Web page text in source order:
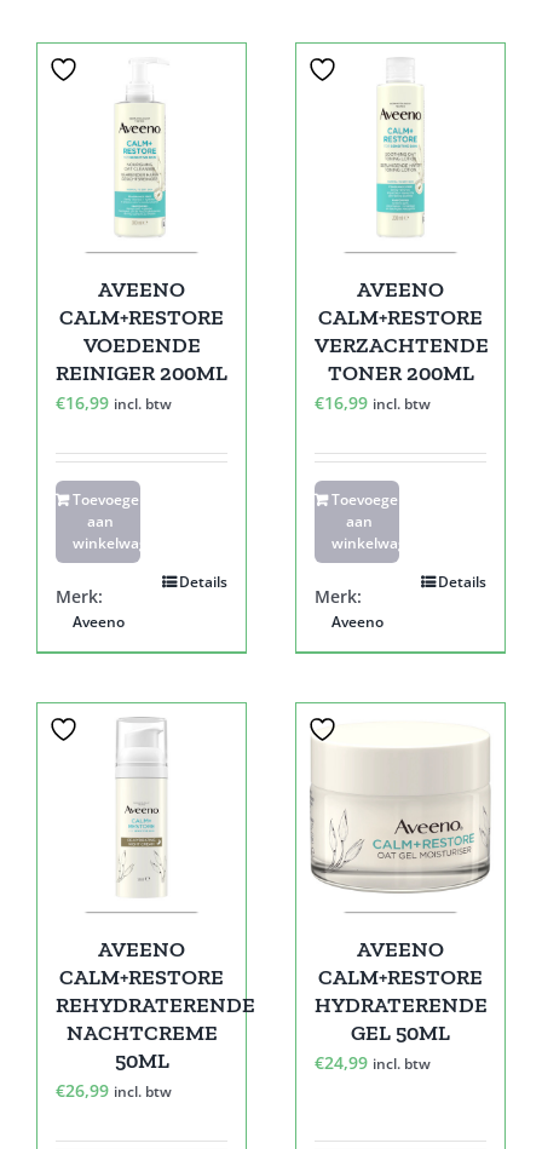
AVEENO
CALM+RESTORE
VOEDENDE
REINIGER 200ML
€16,99 incl. btw
Toevoegen
aan
winkelwagen
Details
Merk:
Aveeno
AVEENO
CALM+RESTORE
VERZACHTENDE
TONER 200ML
€16,99 incl. btw
Toevoegen
aan
winkelwagen
Details
Merk:
Aveeno
AVEENO
CALM+RESTORE
REHYDRATERENDE
NACHTCREME
50ML
€26,99 incl. btw
AVEENO
CALM+RESTORE
HYDRATERENDE
GEL 50ML
€24,99 incl. btw